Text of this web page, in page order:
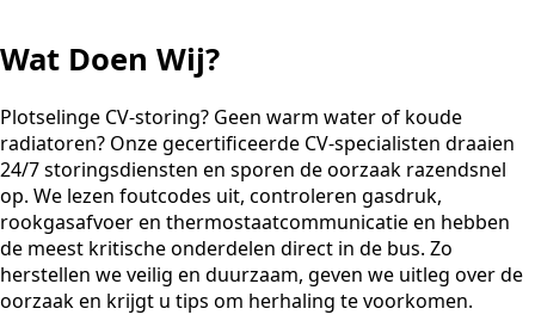
Wat Doen Wij?
Plotselinge CV-storing? Geen warm water of koude
radiatoren? Onze gecertificeerde CV-specialisten draaien
24/7 storingsdiensten en sporen de oorzaak razendsnel
op. We lezen foutcodes uit, controleren gasdruk,
rookgasafvoer en thermostaatcommunicatie en hebben
de meest kritische onderdelen direct in de bus. Zo
herstellen we veilig en duurzaam, geven we uitleg over de
oorzaak en krijgt u tips om herhaling te voorkomen.